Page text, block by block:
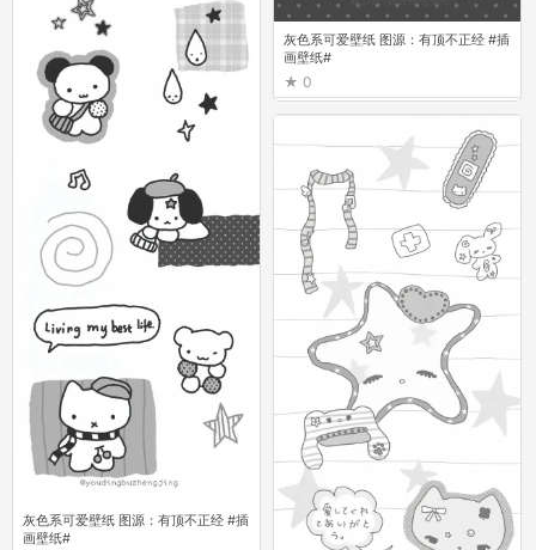
灰色系可爱壁纸 图源：有顶不正经 #插
画壁纸#
0
灰色系可爱壁纸 图源：有顶不正经 #插
画壁纸#